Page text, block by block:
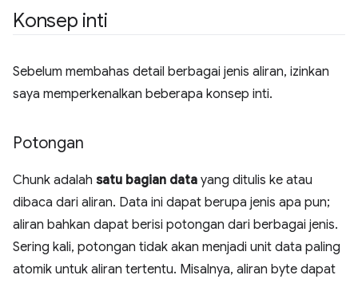
Konsep inti
Sebelum membahas detail berbagai jenis aliran, izinkan
saya memperkenalkan beberapa konsep inti.
Potongan
Chunk adalah satu bagian data yang ditulis ke atau
dibaca dari aliran. Data ini dapat berupa jenis apa pun;
aliran bahkan dapat berisi potongan dari berbagai jenis.
Sering kali, potongan tidak akan menjadi unit data paling
atomik untuk aliran tertentu. Misalnya, aliran byte dapat